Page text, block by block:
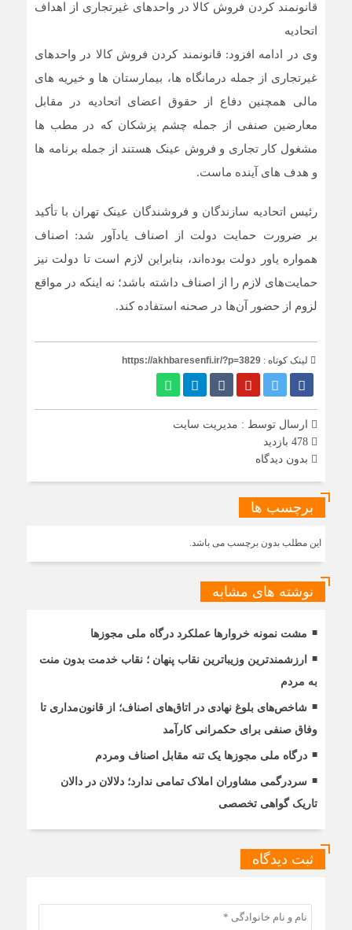
قانونمند کردن فروش کالا در واحدهای غیرتجاری از اهداف
اتحادیه
وی در ادامه افزود: قانونمند کردن فروش کالا در واحدهای
غیرتجاری از جمله درمانگاه ها، بیمارستان ها و خیریه های
مالی همچنین دفاع از حقوق اعضای اتحادیه در مقابل
معارضین صنفی از جمله چشم پزشکان که در مطب ها
مشغول کار تجاری و فروش عینک هستند از جمله برنامه ها
و هدف های آینده ماست.
رئیس اتحادیه سازندگان و فروشندگان عینک تهران با تأکید
بر ضرورت حمایت دولت از اصناف یادآور شد: اصناف
همواره یاور دولت بوده‌اند، بنابراین لازم است تا دولت نیز
حمایت‌های لازم را از اصناف داشته باشد؛ نه اینکه در مواقع
لزوم از حضور آن‌ها در صحنه استفاده کند.
لینک کوتاه : https://akhbaresenfi.ir/?p=3829
ارسال توسط : مدیریت سایت
بدون دیدگاه
برچسب ها
این مطلب بدون برچسب می باشد.
نوشته های مشابه
مشت نمونه خروارها عملکرد درگاه ملی مجوزها
ارزشمندترین وزیباترین نقاب پنهان ؛ نقاب خدمت بدون منت
به مردم
شاخص‌های بلوغ نهادی در اتاق‌های اصناف؛ از قانون‌مداری تا
وفاق صنفی برای حکمرانی کارآمد
درگاه ملی مجوزها یک تنه مقابل اصناف ومردم
سردرگمی مشاوران املاک تمامی ندارد؛ دلالان در دالان
تاریک گواهی تخصصی
ثبت دیدگاه